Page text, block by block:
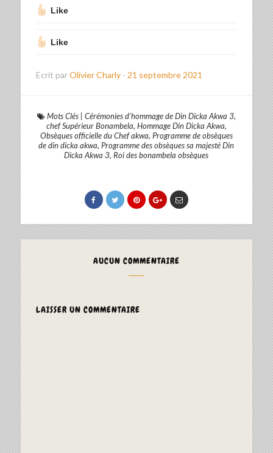
Like
Like
Ecrit parOlivier Charly - 21 septembre 2021
Mots Clés| Cérémonies d'hommage de Din Dicka Akwa 3,
chef Supérieur Bonambela, Hommage Din Dicka Akwa,
Obsèques officielle du Chef akwa, Programme de obsèques
de din dicka akwa, Programme des obsèques sa majesté Din
Dicka Akwa 3, Roi des bonambela obsèques
AUCUN COMMENTAIRE
LAISSER UN COMMENTAIRE